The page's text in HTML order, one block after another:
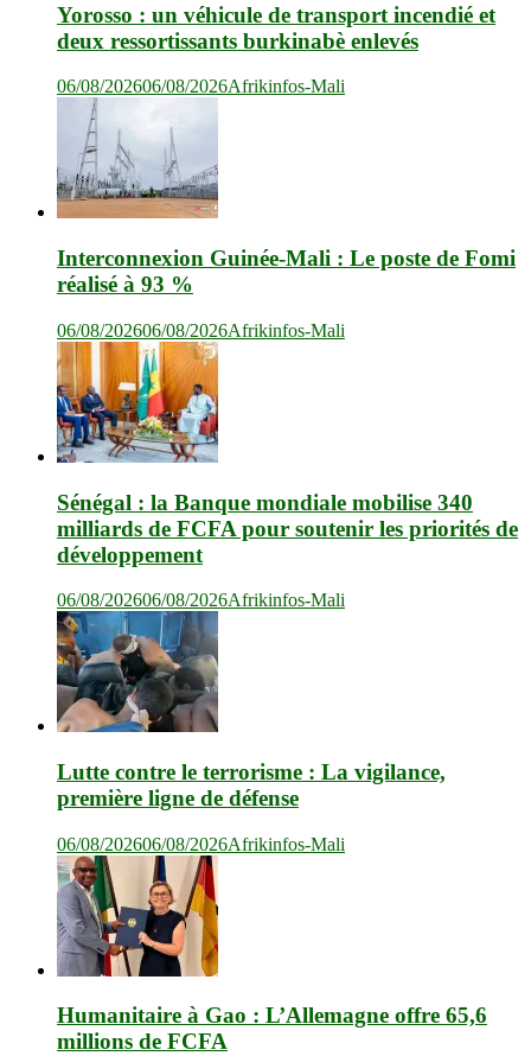
Yorosso : un véhicule de transport incendié et
deux ressortissants burkinabè enlevés
06/08/202606/08/2026Afrikinfos-Mali
Interconnexion Guinée-Mali : Le poste de Fomi
réalisé à 93 %
06/08/202606/08/2026Afrikinfos-Mali
Sénégal : la Banque mondiale mobilise 340
milliards de FCFA pour soutenir les priorités de
développement
06/08/202606/08/2026Afrikinfos-Mali
Lutte contre le terrorisme : La vigilance,
première ligne de défense
06/08/202606/08/2026Afrikinfos-Mali
Humanitaire à Gao : L’Allemagne offre 65,6
millions de FCFA